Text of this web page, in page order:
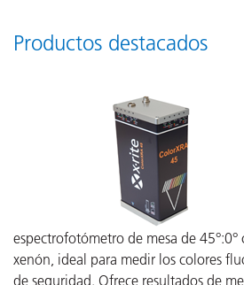
Productos destacados
espectrofotómetro de mesa de
xenón, ideal para medir los colores
de seguridad. Ofrece resultados de